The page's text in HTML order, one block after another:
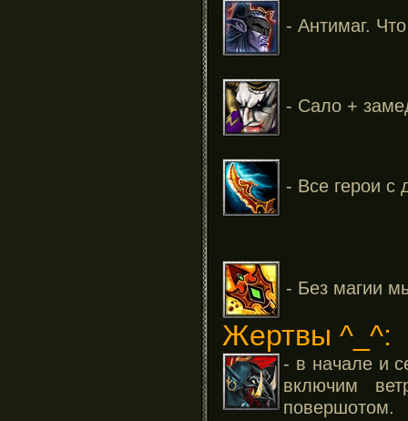
- Антимаг.
- Сало +
- Все герои с
- Без магии
Жертвы ^_^:
- в начале и
включим
повершотом.